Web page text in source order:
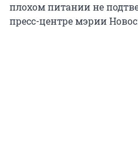
плохом питании не
пресс-центре мэрии